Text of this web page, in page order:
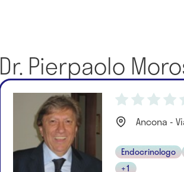
Dr. Pierpaolo
Ancona -
Endocrinologo
+1